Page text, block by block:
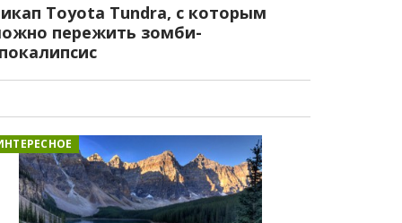
Toyota Tundra, с которым
пережить зомби-